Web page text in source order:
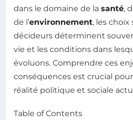
dans le domaine de la santé,
de l’environnement, les
décideurs déterminent
vie et les conditions dans
évoluons. Comprendre ces
conséquences est crucial
réalité politique et sociale
Table of Contents